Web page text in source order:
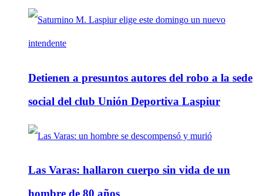
Detienen a presuntos autores del robo a la sede
social del club Unión Deportiva Laspiur
Las Varas: hallaron cuerpo sin vida de un